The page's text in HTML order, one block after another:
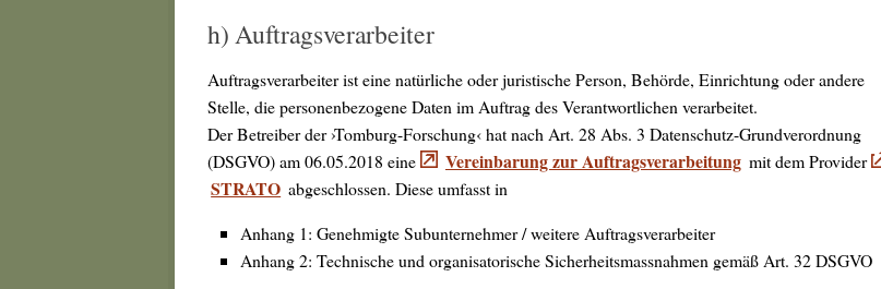
h) Auftragsverarbeiter
Auftragsverarbeiter ist eine natürliche oder juristische Person, Behörde, Einrichtung oder andere
Stelle, die personenbezogene Daten im Auftrag des Verantwortlichen verarbeitet.
Der Betreiber der ›Tomburg-Forschung‹ hat nach Art. 28 Abs. 3 Datenschutz-Grundverordnung
(DSGVO) am 06.05.2018 eine
Vereinbarung zur Auftragsverarbeitung mit dem Provider
STRATO abgeschlossen. Diese umfasst in
Anhang 1: Genehmigte Subunternehmer / weitere Auftragsverarbeiter
Anhang 2: Technische und organisatorische Sicherheitsmassnahmen gemäß Art. 32 DSGVO